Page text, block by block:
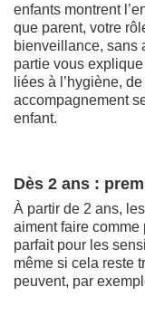
enfants montrent
que parent, votre
bienveillance, sans
partie vous
liées à l’hygiène,
accompagnement
enfant.
Dès 2 ans :
À partir de 2 ans,
aiment faire comme
parfait pour les
même si cela reste
peuvent, par